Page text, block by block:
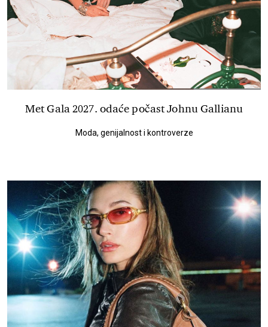
Met Gala 2027. odaće počast Johnu Gallianu
Moda, genijalnost i kontroverze